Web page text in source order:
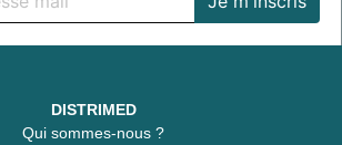
DISTRIMED
Qui sommes-nous ?